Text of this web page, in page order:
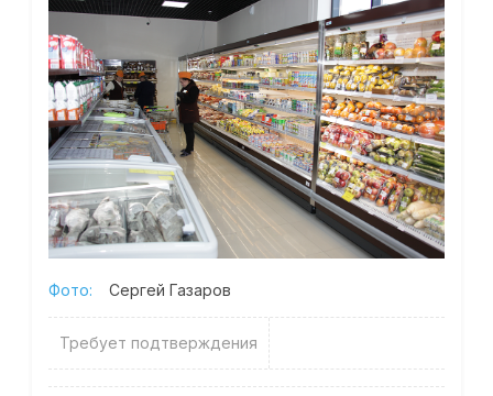
Фото: Сергей Газаров
Требует подтверждения